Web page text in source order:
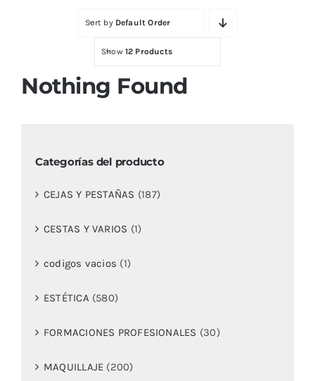
Sort by Default Order
Show 12 Products
Nothing Found
Categorías del producto
CEJAS Y PESTAÑAS (187)
CESTAS Y VARIOS (1)
codigos vacios (1)
ESTÉTICA (580)
FORMACIONES PROFESIONALES (30)
MAQUILLAJE (200)